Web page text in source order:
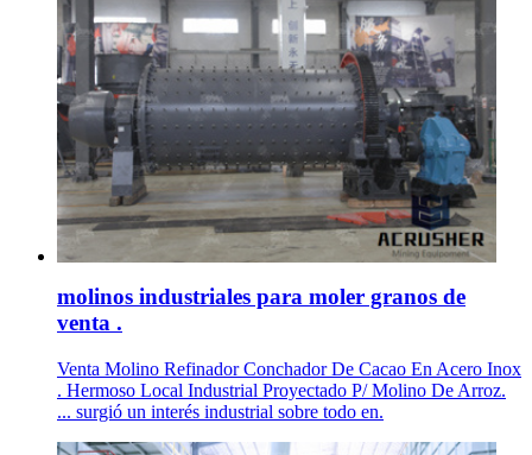
molinos industriales para moler granos de
venta .
Venta Molino Refinador Conchador De Cacao En Acero Inox
. Hermoso Local Industrial Proyectado P/ Molino De Arroz.
... surgió un interés industrial sobre todo en.